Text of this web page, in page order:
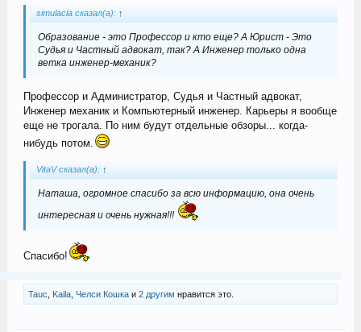
simulacia сказал(а): ↑
Образование - это Профессор и кто еще? А Юрист - Это
Судья и Частный адвокат, так? А Инженер только одна
ветка инженер-механик?
Профессор и Администратор, Судья и Частный адвокат,
Инженер механик и Компьютерный инженер. Карьеры я вообще
еще не трогала. По ним будут отдельные обзоры... когда-
нибудь потом.
VitaV сказал(а): ↑
Наташа, огромное спасибо за всю информацию, она очень
интересная и очень нужная!!!
Спасибо!
Tauc Kaila, Челси Кошкаи 2 другим нравится это.